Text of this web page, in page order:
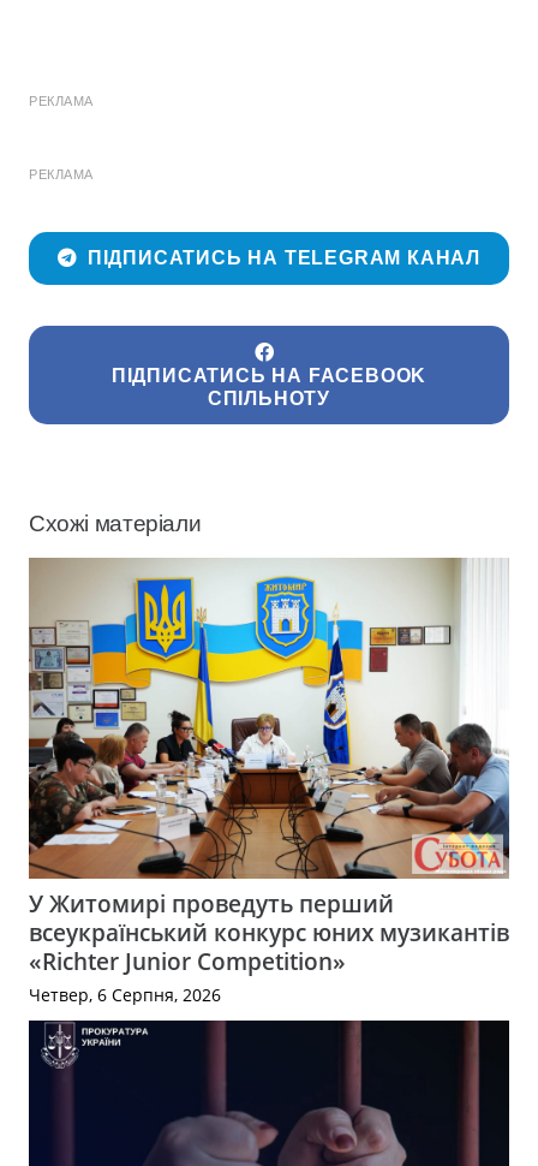
РЕКЛАМА
РЕКЛАМА
ПІДПИСАТИСЬ НА TELEGRAM КАНАЛ
ПІДПИСАТИСЬ НА FACEBOOK
СПІЛЬНОТУ
Схожі матеріали
У Житомирі проведуть перший
всеукраїнський конкурс юних музикантів
«Richter Junior Competition»
Четвер, 6 Серпня, 2026